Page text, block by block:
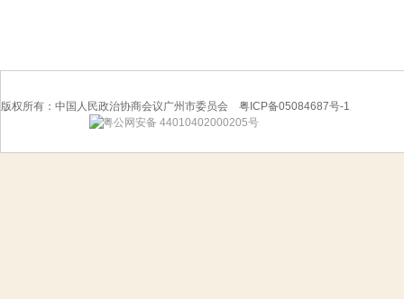
版权所有：中国人民政治协商会议广州市委员会 粤ICP备05084687号-1
粤公网安备 44010402000205号